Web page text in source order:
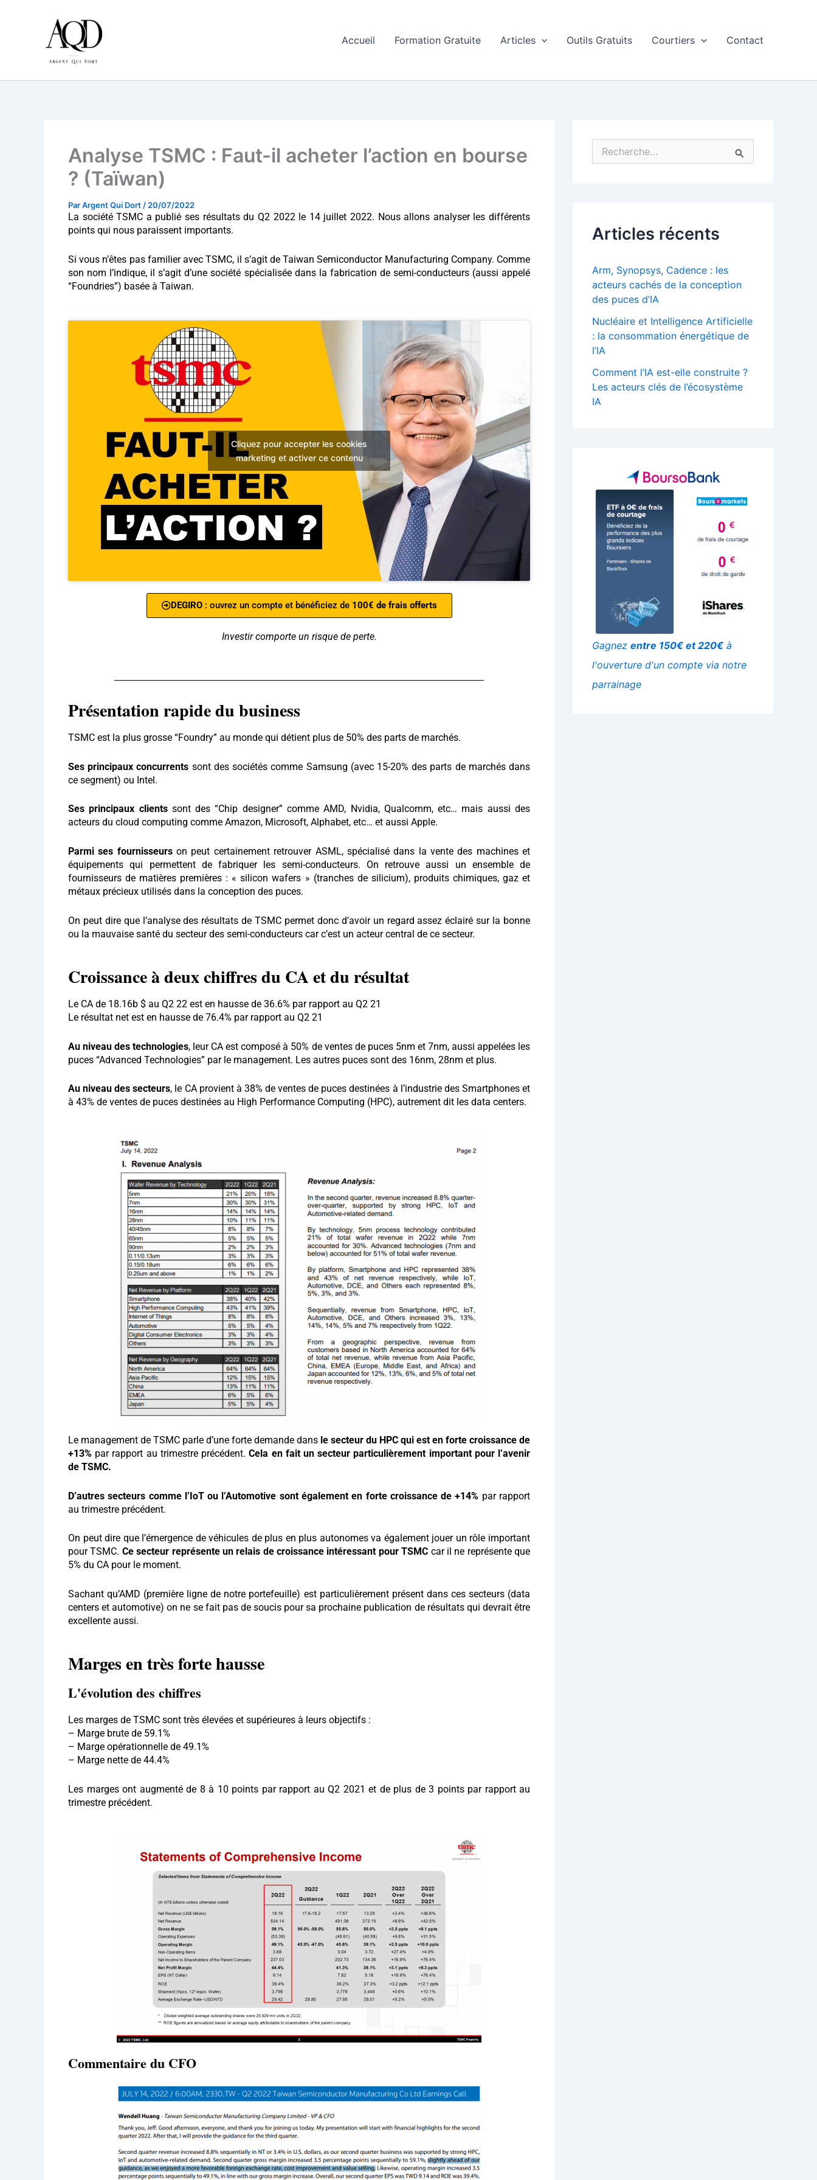
Accueil Formation Gratuite Articles Outils Gratuits Courtiers Contact
Analyse TSMC : Faut-il acheter l’action en bourse
? (Taïwan)
ParArgent Qui Dort / 20/07/2022
La société TSMC a publié ses résultats du Q2 2022 le 14 juillet 2022. Nous allons analyser les différents
points qui nous paraissent importants.
Si vous n’êtes pas familier avec TSMC, il s’agit de Taiwan Semiconductor Manufacturing Company. Comme
son nom l’indique, il s’agit d’une société spécialisée dans la fabrication de semi-conducteurs (aussi appelé
“Foundries”) basée à Taiwan.
Cliquez pour accepter les cookies
marketing et activer ce contenu
DEGIRO: ouvrez un compte et bénéficiez de 100€ de frais offerts
Investir comporte un risque de perte.
Présentation rapide du business
TSMC est la plus grosse “Foundry” au monde qui détient plus de 50% des parts de marchés.
Ses principaux concurrents sont des sociétés comme Samsung (avec 15-20% des parts de marchés dans
ce segment) ou Intel.
Ses principaux clientssont des “Chip designer” comme AMD, Nvidia, Qualcomm, etc… mais aussi des
acteurs du cloud computing comme Amazon, Microsoft, Alphabet, etc… et aussi Apple.
Parmi ses fournisseurson peut certainement retrouver ASML, spécialisé dans la vente des machines et
équipements qui permettent de fabriquer les semi-conducteurs. On retrouve aussi un ensemble de
fournisseurs de matières premières : « silicon wafers » (tranches de silicium), produits chimiques, gaz et
métaux précieux utilisés dans la conception des puces.
On peut dire que l’analyse des résultats de TSMC permet donc d’avoir un regard assez éclairé sur la bonne
ou la mauvaise santé du secteur des semi-conducteurs car c’est un acteur central de ce secteur.
Croissance à deux chiffres du CA et du résultat
Le CA de 18.16b $ au Q2 22 est en hausse de 36.6% par rapport au Q2 21
Le résultat net est en hausse de 76.4% par rapport au Q2 21
Au niveau des technologies, leur CA est composé à 50% de ventes de puces 5nm et 7nm, aussi appelées les
puces “Advanced Technologies” par le management. Les autres puces sont des 16nm, 28nm et plus.
Au niveau des secteurs, le CA provient à 38% de ventes de puces destinées à l’industrie des Smartphones et
à 43% de ventes de puces destinées au High Performance Computing (HPC), autrement dit les data centers.
Le management de TSMC parle d’une forte demande dans le secteur du HPC qui est en forte croissance de
+13% par rapport au trimestre précédent.Cela en fait un secteur particulièrement important pour l’avenir
de TSMC.
D’autres secteurs comme l’IoT ou l’Automotive sont également en forte croissance de +14% par rapport
au trimestre précédent.
On peut dire que l’émergence de véhicules de plus en plus autonomes va également jouer un rôle important
pour TSMC. Ce secteur représente un relais de croissance intéressant pour TSMC car il ne représente que
5% du CA pour le moment.
Sachant qu’AMD (première ligne de notre portefeuille) est particulièrement présent dans ces secteurs (data
centers et automotive) on ne se fait pas de soucis pour sa prochaine publication de résultats qui devrait être
excellente aussi.
Marges en très forte hausse
L'évolution des chiffres
Les marges de TSMC sont très élevées et supérieures à leurs objectifs :
– Marge brute de 59.1%
– Marge opérationnelle de 49.1%
– Marge nette de 44.4%
Les marges ont augmenté de 8 à 10 points par rapport au Q2 2021 et de plus de 3 points par rapport au
trimestre précédent.
Commentaire du CFO
e
h
:
Articles récents
Arm, Synopsys, Cadence : les
acteurs cachés de la conception
des puces d’IA
Nucléaire et Intelligence Artificielle
: la consommation énergétique de
l’IA
Comment l’IA est-elle construite ?
Les acteurs clés de l’écosystème
IA
Gagnez entre 150€ et 220€ à
l'ouverture d'un compte via notre
parrainage